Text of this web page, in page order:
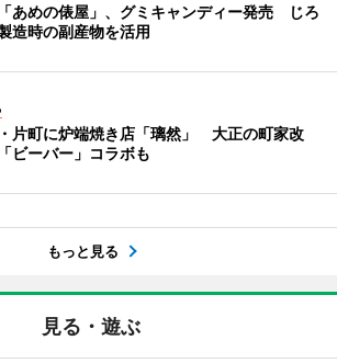
あめの俵屋」、グミキャンディー発売 じろ
造時の副産物を活用
片町に炉端焼き店「璃然」 大正の町家改
ビーバー」コラボも
もっと見る
見る・遊ぶ